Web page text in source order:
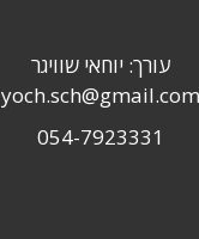
עורך: יוחאי שוויגר
yoch.sch@gmail.com
054-7923331